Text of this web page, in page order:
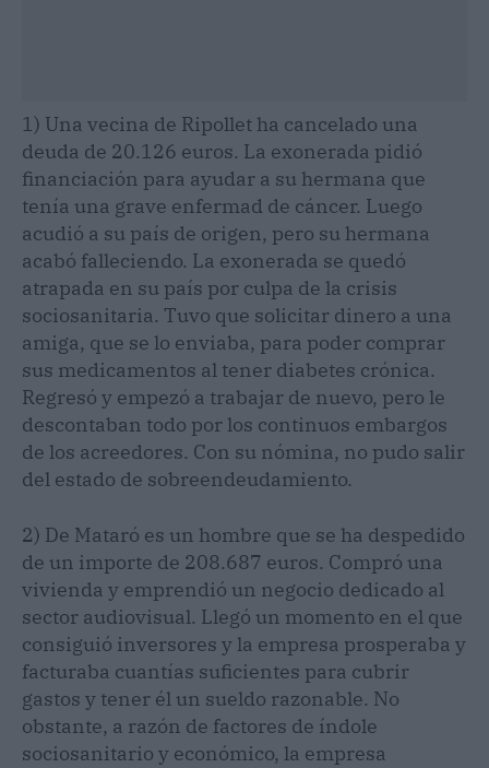
1) Una vecina de Ripollet ha cancelado una
deuda de 20.126 euros. La exonerada pidió
financiación para ayudar a su hermana que
tenía una grave enfermad de cáncer. Luego
acudió a su país de origen, pero su hermana
acabó falleciendo. La exonerada se quedó
atrapada en su país por culpa de la crisis
sociosanitaria. Tuvo que solicitar dinero a una
amiga, que se lo enviaba, para poder comprar
sus medicamentos al tener diabetes crónica.
Regresó y empezó a trabajar de nuevo, pero le
descontaban todo por los continuos embargos
de los acreedores. Con su nómina, no pudo salir
del estado de sobreendeudamiento.
2) De Mataró es un hombre que se ha despedido
de un importe de 208.687 euros. Compró una
vivienda y emprendió un negocio dedicado al
sector audiovisual. Llegó un momento en el que
consiguió inversores y la empresa prosperaba y
facturaba cuantías suficientes para cubrir
gastos y tener él un sueldo razonable. No
obstante, a razón de factores de índole
sociosanitario y económico, la empresa